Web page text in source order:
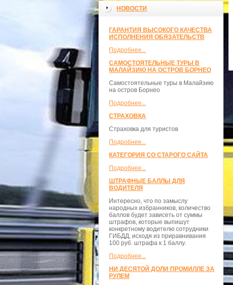
НОВОСТИ
ГАРАНТИЯ ВЫСОКОГО КАЧЕСТВА
ИСПОЛНЕНИЯ ОБЯЗАТЕЛЬСТВ
Подробнее...
САМОСТОЯТЕЛЬНЫЕ ТУРЫ В
МАЛАЙЗИЮ НА ОСТРОВ БОРНЕО
Самостоятельные туры в Малайзию
на остров Борнео
Подробнее...
СТРАХОВКА
Страховка для туристов
Подробнее...
КАТЕГОРИЯ СО СТАРОГО САЙТА
Подробнее...
ШТРАФНЫЕ БАЛЛЫ ДЛЯ
ВОДИТЕЛЯ
Интересно, что по замыслу
народных избранников, количество
баллов будет зависеть от суммы
штрафов, которые выпишут
конкретному водителю сотрудники
ГИБДД, исходя из приравнивания
100 руб. штрафа к 1 баллу.
Подробнее...
НИ ДЕСЯТОЙ ДОЛИ ПРОМИЛЛЕ ЗА
РУЛЕМ